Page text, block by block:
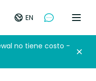
EN
no tiene costo -